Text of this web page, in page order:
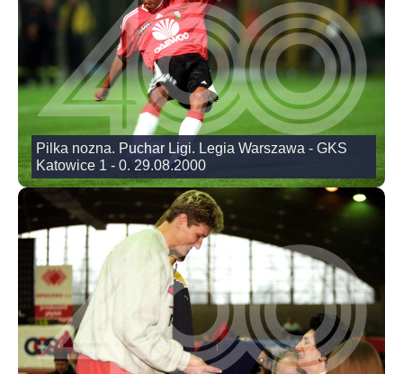
Pilka nozna. Puchar Ligi. Legia Warszawa - GKS
Katowice 1 - 0. 29.08.2000